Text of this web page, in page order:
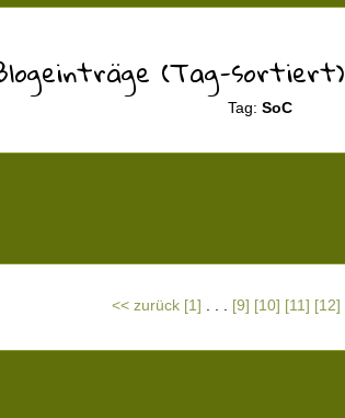
(Tag-sortiert)
Tag: SoC
<< zurück [1] [9] [10] [11] [12]